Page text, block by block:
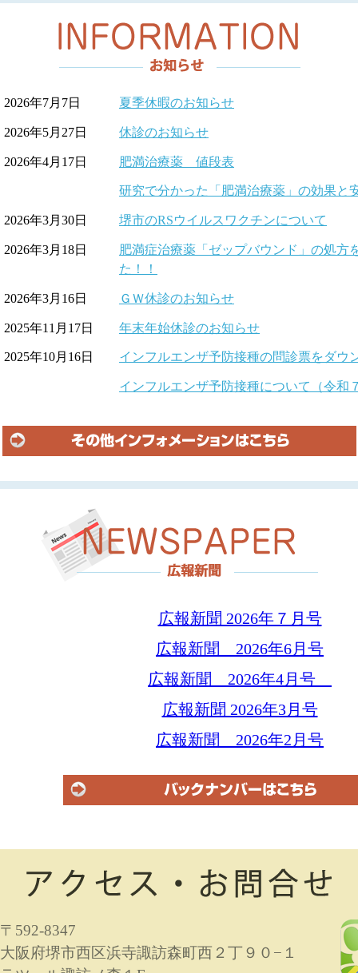
2026年7月7日 夏季休暇のお知らせ
2026年5月27日 休診のお知らせ
2026年4月17日 肥満治療薬 値段表
研究で分かった「肥満治療薬」の効果と
2026年3月30日 堺市のRSウイルスワクチンについて
2026年3月18日
肥満症治療薬「ゼップバウンド」の処方
た！！
2026年3月16日 ＧＷ休診のお知らせ
2025年11月17日 年末年始休診のお知らせ
2025年10月16日 インフルエンザ予防接種の問診票をダウ
インフルエンザ予防接種について（令和
広報新聞 2026年７月号
広報新聞 2026年6月号
広報新聞 2026年4月号
広報新聞 2026年3月号
広報新聞 2026年2月号
〒592-8347
大阪府堺市西区浜寺諏訪森町西２丁９０−１